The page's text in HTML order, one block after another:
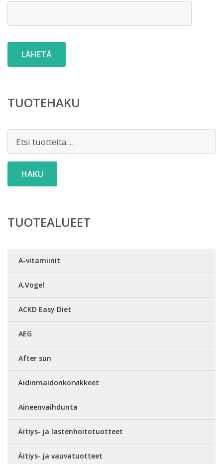
TUOTEHAKU
HAKU
TUOTEALUEET
A-vitamiinit
A.Vogel
ACKD Easy Diet
AEG
After sun
Äidinmaidonkorvikkeet
Aineenvaihdunta
Äitiys- ja lastenhoitotuotteet
Äitiys- ja vauvatuotteet